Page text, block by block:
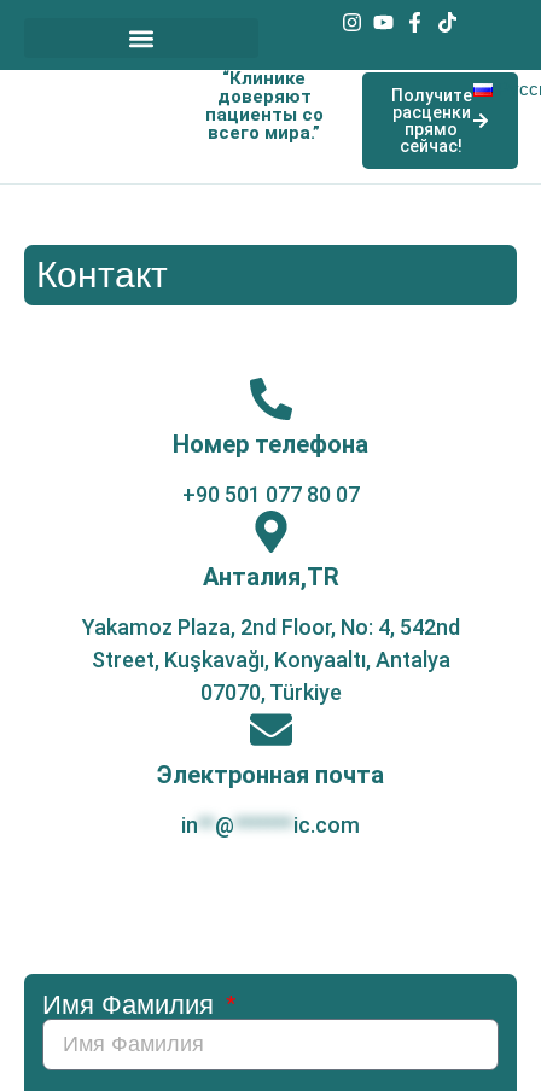
“Клинике
доверяют
пациенты со
всего мира.”
Получите
расценки
прямо
сейчас!
Контакт
Номер телефона
+90 501 077 80 07
Анталия,TR
Yakamoz Plaza, 2nd Floor, No: 4, 542nd
Street, Kuşkavağı, Konyaaltı, Antalya
07070, Türkiye
Электронная почта
in**@*******ic.com
Имя Фамилия